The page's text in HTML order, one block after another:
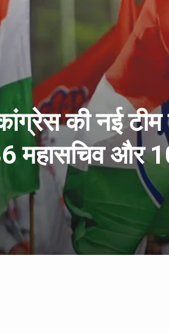
की नई टीम
महासचिव और